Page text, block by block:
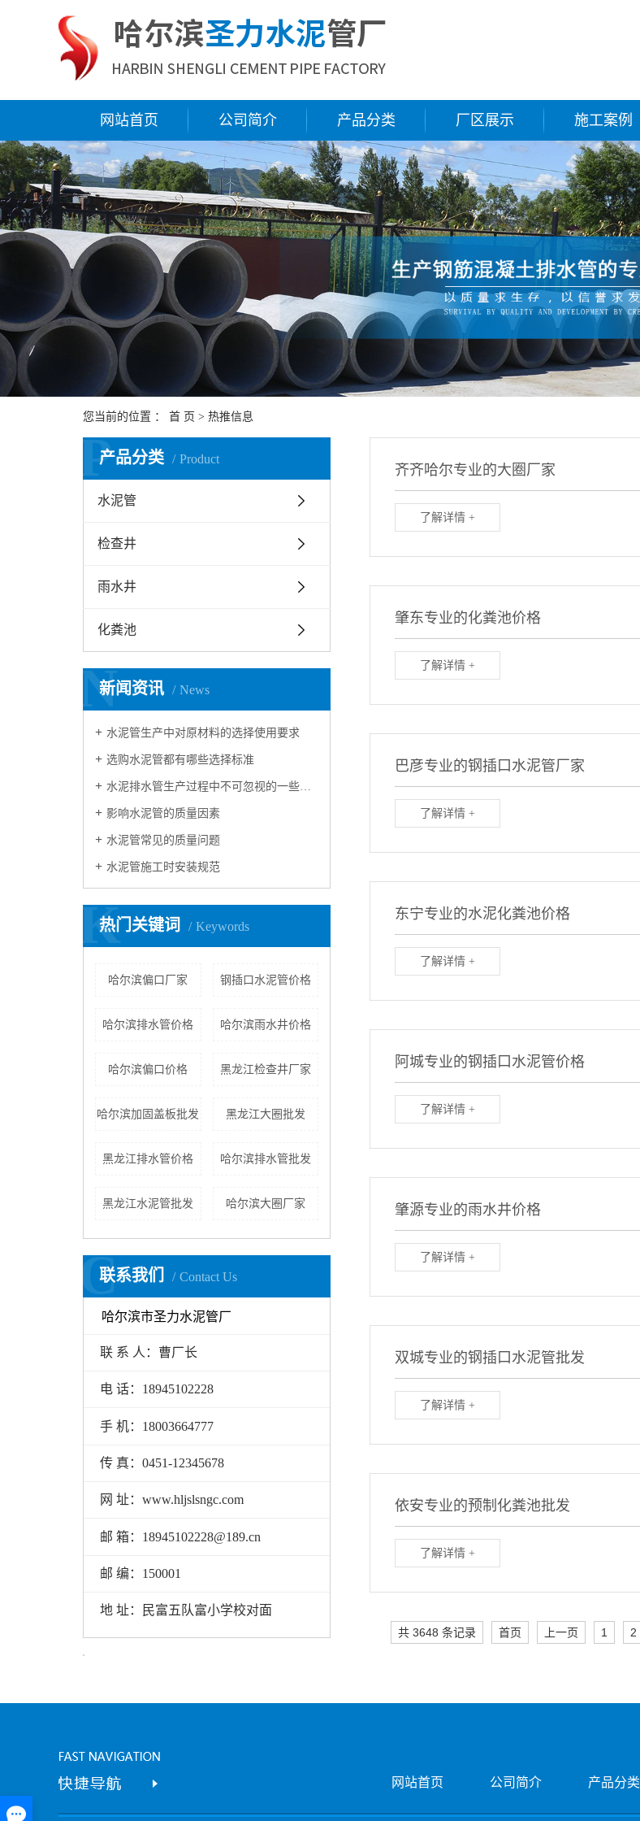
网站首页 公司简介 产品分类 厂区展示 施工案例
您当前的位置 ： 首 页 > 热推信息
产品分类 Product
P
水泥管
检查井
雨水井
化粪池
新闻资讯 News
N
水泥管生产中对原材料的选择使用要求
选购水泥管都有哪些选择标准
水泥排水管生产过程中不可忽视的一些问题
影响水泥管的质量因素
水泥管常见的质量问题
水泥管施工时安装规范
热门关键词 Keywords
K
哈尔滨偏口厂家 钢插口水泥管价格
哈尔滨排水管价格 哈尔滨雨水井价格
哈尔滨偏口价格 黑龙江检查井厂家
哈尔滨加固盖板批发 黑龙江大圈批发
黑龙江排水管价格 哈尔滨排水管批发
黑龙江水泥管批发 哈尔滨大圈厂家
联系我们 Contact Us
C
哈尔滨市圣力水泥管厂
联 系 人：曹厂长
电 话：18945102228
手 机：18003664777
传 真：0451-12345678
网 址：www.hljslsngc.com
邮 箱：18945102228@189.cn
邮 编：150001
地 址：民富五队富小学校对面
齐齐哈尔专业的大圈厂家
了解详情 +
肇东专业的化粪池价格
了解详情 +
巴彦专业的钢插口水泥管厂家
了解详情 +
东宁专业的水泥化粪池价格
了解详情 +
阿城专业的钢插口水泥管价格
了解详情 +
肇源专业的雨水井价格
了解详情 +
双城专业的钢插口水泥管批发
了解详情 +
依安专业的预制化粪池批发
了解详情 +
共 3648 条记录 首页 上一页 1 2
网站首页 公司简介 产品分类